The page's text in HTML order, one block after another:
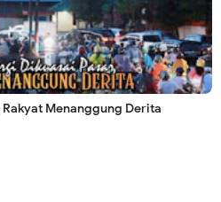
Menanggung Derita